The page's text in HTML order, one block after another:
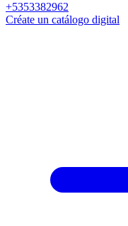
+5353382962
Créate un catálogo digital